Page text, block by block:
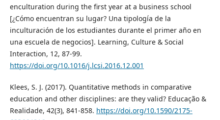
enculturation during the first year at a business school
[¿Cómo encuentran su lugar? Una tipología de la
inculturación de los estudiantes durante el primer año en
una escuela de negocios]. Learning, Culture & Social
Interaction, 12, 87-99.
https://doi.org/10.1016/j.lcsi.2016.12.001
Klees, S. J. (2017). Quantitative methods in comparative
education and other disciplines: are they valid? Educação &
Realidade, 42(3), 841-858. https://doi.org/10.1590/2175-